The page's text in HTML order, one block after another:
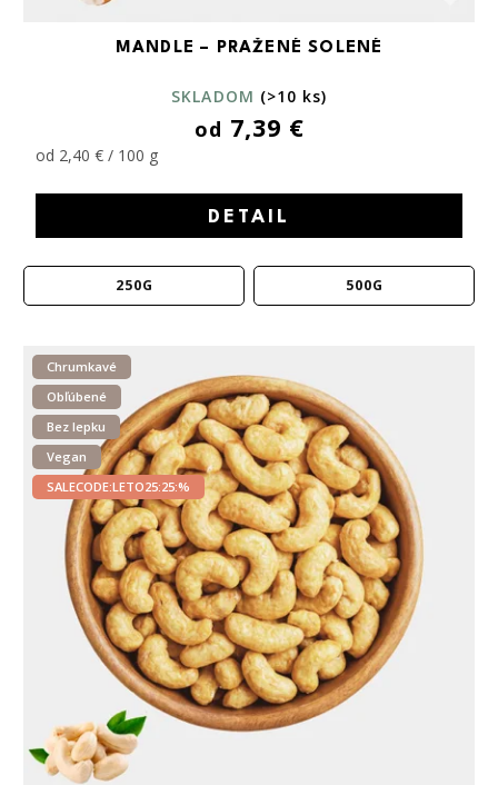
MANDLE – PRAŽENÉ SOLENÉ
SKLADOM (>10 ks)
od 7,39 €
od 2,40 € / 100 g
DETAIL
250G 500G
Chrumkavé
Obľúbené
Bez lepku
Vegan
SALECODE:LETO25:25:%